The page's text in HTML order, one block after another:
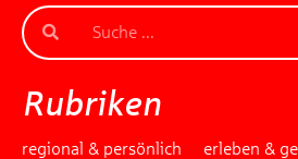
Rubriken
regional & persönlich
erleben &